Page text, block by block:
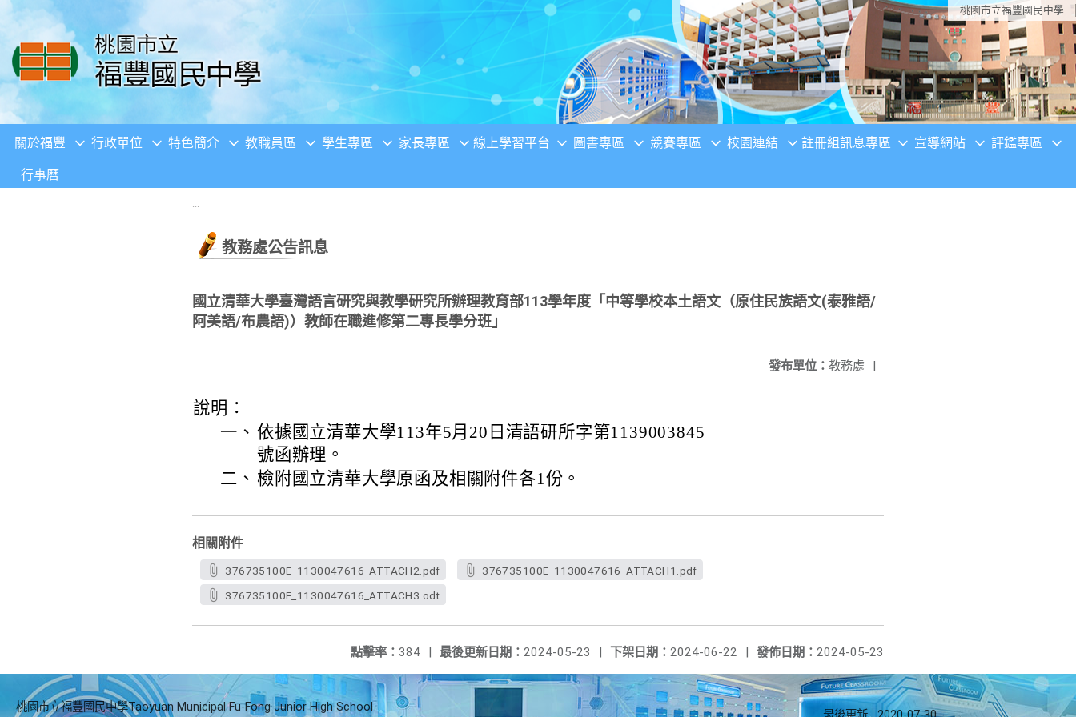
移至網頁之主要內容區位置 桃園市立福豐國民中學
關於福豐 行政單位 特色簡介 教職員區 學生專區 家長專區 線上學習平台 圖書專區 競賽專區 校園連結 註冊組訊息專區 宣導網站 評鑑專區
行事曆
:::
教務處公告訊息
國立清華大學臺灣語言研究與教學研究所辦理教育部113學年度「中等學校本土語文（原住民族語文(泰雅語/
阿美語/布農語)）教師在職進修第二專長學分班」
發布單位： 教務處 |
說明：
一、 依據國立清華大學113年5月20日清語研所字第1139003845
號函辦理。
二、 檢附國立清華大學原函及相關附件各1份。
相關附件
376735100E_1130047616_ATTACH2.pdf
376735100E_1130047616_ATTACH1.pdf
376735100E_1130047616_ATTACH3.odt
發佈日期： 2024-05-23
下架日期： 2024-06-22 |
最後更新日期： 2024-05-23 |
點擊率： 384 |
桃園市立福豐國民中學Taoyuan Municipal Fu-Fong Junior High School